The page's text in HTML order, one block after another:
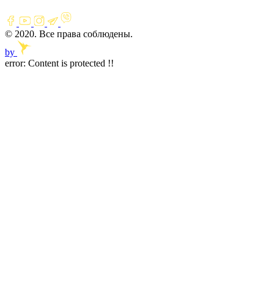
© 2020. Все права соблюдены.
by
error: Content is protected !!